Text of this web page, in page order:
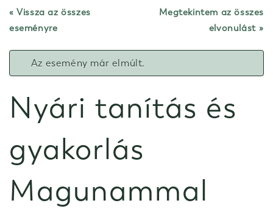
« Vissza az összes
eseményre
Megtekintem az összes
elvonulást
Az esemény már elmúlt.
Nyári tanítás és
gyakorlás
Magunammal